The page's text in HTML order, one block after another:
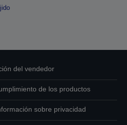
del vendedor
de los productos
sobre privacidad